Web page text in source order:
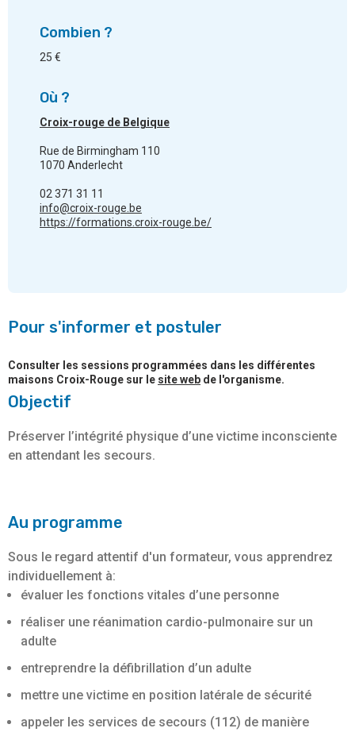
Objectif
Préserver l’intégrité physique d’une victime inconsciente
en attendant les secours.
Au programme
Sous le regard attentif d'un formateur, vous apprendrez
individuellement à:
évaluer les fonctions vitales d’une personne
réaliser une réanimation cardio-pulmonaire sur un
adulte
entreprendre la défibrillation d’un adulte
mettre une victime en position latérale de sécurité
appeler les services de secours (112) de manière
Combien ?
25 €
Où ?
Croix-rouge de Belgique
Rue de Birmingham 110
1070 Anderlecht
02 371 31 11
info@croix-rouge.be
https://formations.croix-rouge.be/
Pour s'informer et postuler
Consulter les sessions programmées dans les différentes
maisons Croix-Rouge sur le site web de l'organisme.